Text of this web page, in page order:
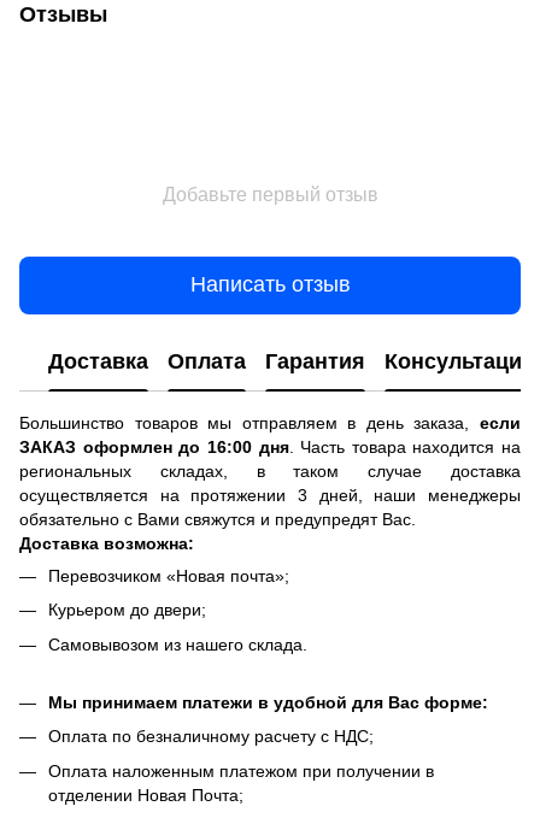
Отзывы
Добавьте первый отзыв
Написать отзыв
Доставка Оплата Гарантия Консультация
Большинство товаров мы отправляем в день заказа, если
ЗАКАЗ оформлен до 16:00 дня. Часть товара находится на
региональных складах, в таком случае доставка
осуществляется на протяжении 3 дней, наши менеджеры
обязательно с Вами свяжутся и предупредят Вас.
Доставка возможна:
Перевозчиком «Новая почта»;
Курьером до двери;
Самовывозом из нашего склада.
Мы принимаем платежи в удобной для Вас форме:
Оплата по безналичному расчету с НДС;
Оплата наложенным платежом при получении в
отделении Новая Почта;